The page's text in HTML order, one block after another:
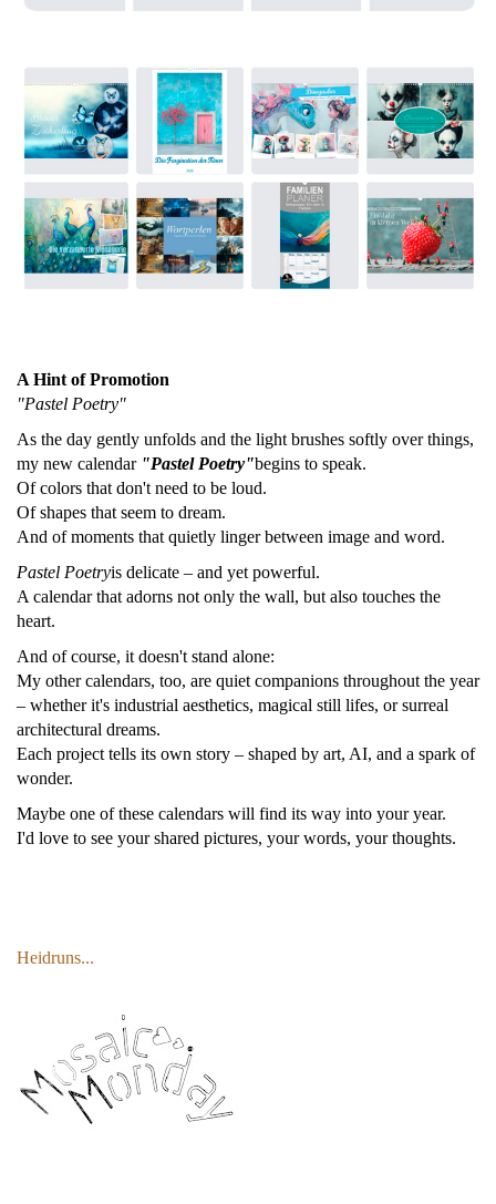
A Hint of Promotion
"Pastel Poetry"
As the day gently unfolds and the light brushes softly over things,
my new calendar "Pastel Poetry"begins to speak.
Of colors that don't need to be loud.
Of shapes that seem to dream.
And of moments that quietly linger between image and word.
Pastel Poetryis delicate – and yet powerful.
A calendar that adorns not only the wall, but also touches the
heart.
And of course, it doesn't stand alone:
My other calendars, too, are quiet companions throughout the year
– whether it's industrial aesthetics, magical still lifes, or surreal
architectural dreams.
Each project tells its own story – shaped by art, AI, and a spark of
wonder.
Maybe one of these calendars will find its way into your year.
I'd love to see your shared pictures, your words, your thoughts.
Heidruns...